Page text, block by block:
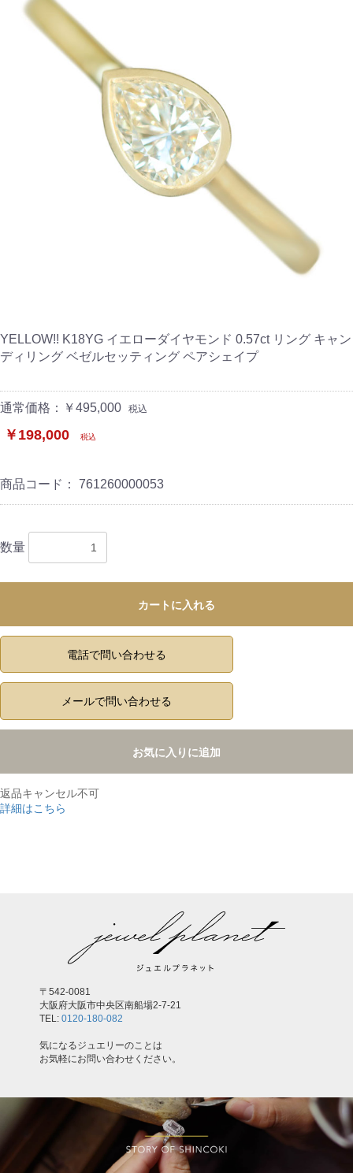
YELLOW!! K18YG イエローダイヤモンド 0.57ct リング キャン
ディリング ベゼルセッティング ペアシェイプ
通常価格：￥495,000 税込
￥198,000 税込
商品コード： 761260000053
数量
カートに入れる
電話で問い合わせる
メールで問い合わせる
お気に入りに追加
返品キャンセル不可
詳細はこちら
〒542-0081
大阪府大阪市中央区南船場2-7-21
TEL: 0120-180-082
気になるジュエリーのことは
お気軽にお問い合わせください。